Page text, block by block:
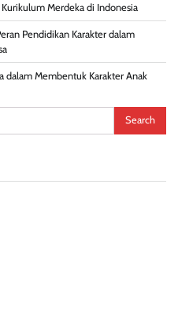
Merdeka di Indonesia
Pendidikan Karakter dalam
dalam Membentuk Karakter Anak